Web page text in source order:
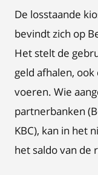
De losstaande
bevindt zich op
Het stelt de
geld afhalen,
voeren. Wie
partnerbanken
KBC), kan in het
het saldo van de